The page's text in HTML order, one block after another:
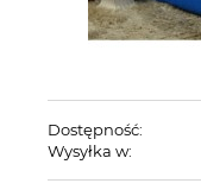
Dostępność:
Wysyłka w: